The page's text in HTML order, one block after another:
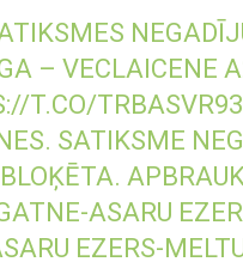
– VECLAICENE
T.CO/
SATIKSME
ASARU
EZERS-